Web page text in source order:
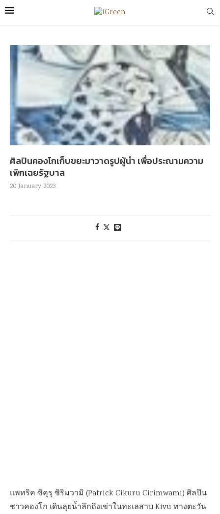
ศิลปินคองโกเก็บขยะมาวาดรูปผู้นำ เพื่อประณามความ
เพิกเฉยรัฐบาล
20 January 2023
แพทริค ซิคุรุ ซิริมวามิ (Patrick Cikuru Cirimwami) ศิลปิน
ชาวคองโก เดินลุยน้ำลึกถึงเข่าในทะเลสาบ Kivu ทางตะวัน